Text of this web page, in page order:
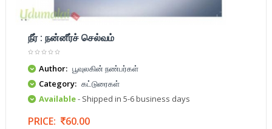
நீர் : நன்னீர்ச் செல்வம்
Author: பூவுலகின் நண்பர்கள்
Category: கட்டுரைகள்
Available- Shipped in 5-6 business days
PRICE: 60.00